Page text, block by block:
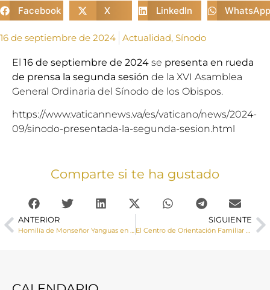
Facebook X LinkedIn WhatsApp
16 de septiembre de 2024 Actualidad, Sínodo
El 16 de septiembre de 2024 se presenta en rueda
de prensa la segunda sesión de la XVI Asamblea
General Ordinaria del Sínodo de los Obispos.
https://www.vaticannews.va/es/vaticano/news/2024-
09/sinodo-presentada-la-segunda-sesion.html
Comparte si te ha gustado
ANTERIOR
Homilía de Monseñor Yanguas en la Fiesta de los Dolores de la Virgen en la Eucaristía de la Catedral
SIGUIENTE
El Centro de Orientación Familiar San Julián pone en marcha el itinerario formativo EDUCANDO PARA EL AMOR